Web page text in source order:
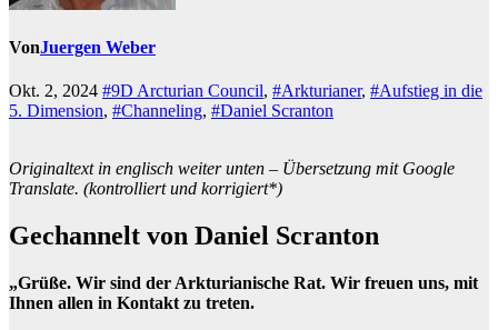
VonJuergen Weber
Okt. 2, 2024 #9D Arcturian Council, #Arkturianer, #Aufstieg in die
5. Dimension, #Channeling, #Daniel Scranton
Originaltext in englisch weiter unten – Übersetzung mit Google
Translate. (kontrolliert und korrigiert*)
Gechannelt von Daniel Scranton
„Grüße. Wir sind der Arkturianische Rat. Wir freuen uns, mit
Ihnen allen in Kontakt zu treten.